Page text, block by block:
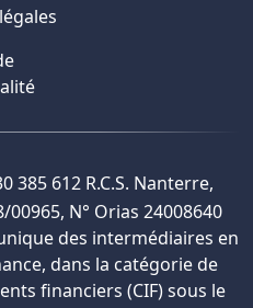
385 612 R.C.S. Nanterre,
N° Orias 24008640
des intermédiaires en
dans la catégorie de
financiers (CIF) sous le